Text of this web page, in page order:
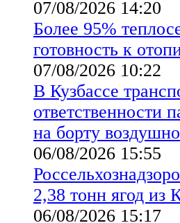
07/08/2026 14:20
Более 95%
готовность к
07/08/2026 10:22
В Кузбассе
ответственности
на борту
06/08/2026 15:55
2,38 тонн ягод из
06/08/2026 15:17